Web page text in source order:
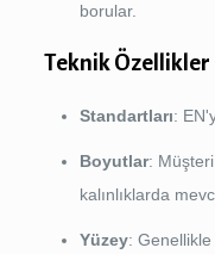
borular.
Teknik Özellikler
Standartları:
Boyutlar:
kalınlıklarda
Yüzey: Genellikle